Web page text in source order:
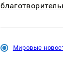
Мировые